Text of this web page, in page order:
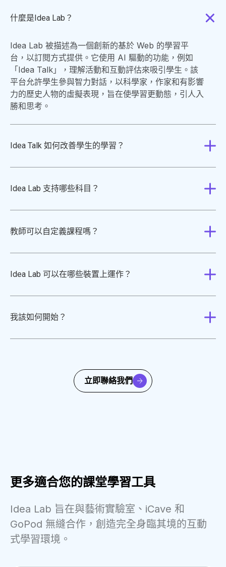
什麼是Idea Lab？
Idea Lab 被描述為一個創新的基於 Web 的學習平
台，以訂閱方式提供。它使用 AI 驅動的功能，例如
「Idea Talk」，理解活動和互動評估來吸引學生。該
平台允許學生參與智力對話，以科學家，作家和有影響
力的歷史人物的虛擬表現，旨在使學習更動態，引人入
勝和思考。
Idea Talk 如何改善學生的學習？
Idea Lab 支持哪些科目？
教師可以自定義課程嗎？
Idea Lab 可以在哪些裝置上運作？
我該如何開始？
立即聯絡我們
更多適合您的課堂學習工具
Idea Lab 旨在與藝術實驗室、iCave 和
GoPod 無縫合作，創造完全身臨其境的互動
式學習環境。